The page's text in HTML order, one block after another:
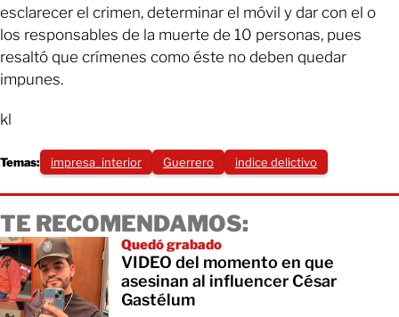
esclarecer el crimen, determinar el móvil y dar con el o
los responsables de la muerte de 10 personas, pues
resaltó que crímenes como éste no deben quedar
impunes.
kl
Temas: impresa_interior Guerrero indice delictivo
TE RECOMENDAMOS:
Quedó grabado
VIDEO del momento en que
asesinan al influencer César
Gastélum